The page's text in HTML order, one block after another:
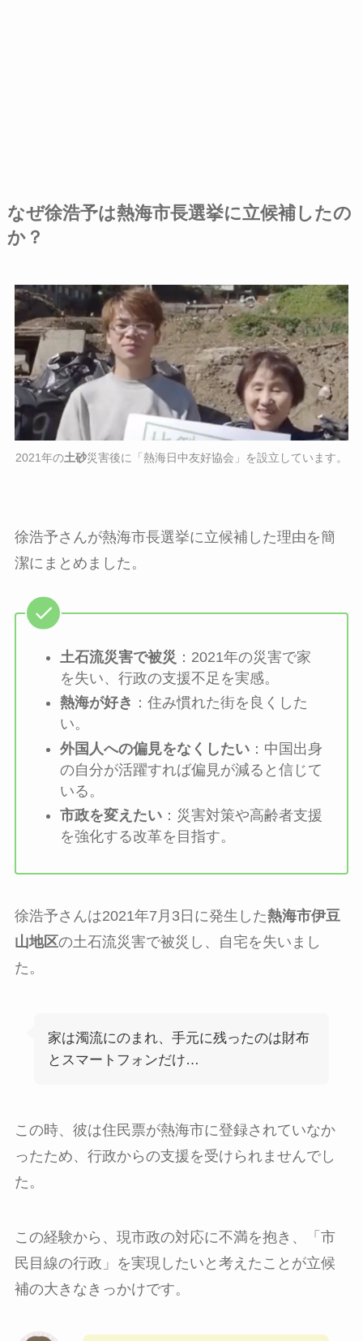
なぜ徐浩予は熱海市長選挙に立候補したの
か？
2021年の土砂災害後に「熱海日中友好協会」を設立しています。
徐浩予さんが熱海市長選挙に立候補した理由を簡
潔にまとめました。
土石流災害で被災 ：2021年の災害で家
を失い、行政の支援不足を実感。
熱海が好き ：住み慣れた街を良くした
い。
外国人への偏見をなくしたい：中国出身
の自分が活躍すれば偏見が減ると信じて
いる。
市政を変えたい：災害対策や高齢者支援
を強化する改革を目指す。
徐浩予さんは2021年7月3日に発生した熱海市伊豆
山地区の土石流災害で被災し、自宅を失いまし
た。
家は濁流にのまれ、手元に残ったのは財布
とスマートフォンだけ…
この時、彼は住民票が熱海市に登録されていなか
ったため、行政からの支援を受けられませんでし
た。
この経験から、現市政の対応に不満を抱き、「市
民目線の行政」を実現したいと考えたことが立候
補の大きなきっかけです。